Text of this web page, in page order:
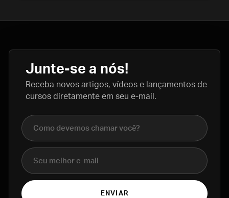
Junte-se a nós!
Receba novos artigos, vídeos e lançamentos de
cursos diretamente em seu e-mail.
Nome completo
E-mail
ENVIAR